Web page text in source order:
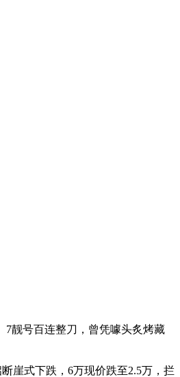
靓号百连整刀，曾凭噱头炙烤藏
崖式下跌，6万现价跌至2.5万，拦